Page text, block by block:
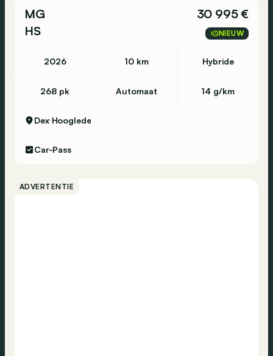
MG
HS
30 995 €
NIEUW
2026 10 km Hybride
268 pk Automaat 14 g/km
Dex Hooglede
Car-Pass
ADVERTENTIE